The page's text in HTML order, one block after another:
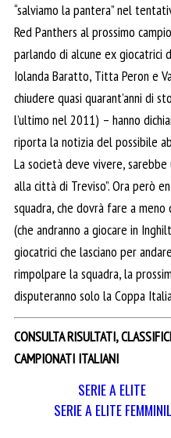
“salviamo la pantera” nel
Red Panthers al prossimo
parlando di alcune ex giocatrici
Iolanda Baratto, Titta Peron e
chiudere quasi quarant’anni di
l’ultimo nel 2011) – hanno
riporta la notizia del possibile
La società deve vivere,
alla città di Treviso”. Ora però
squadra, che dovrà fare a meno
(che andranno a giocare in
giocatrici che lasciano per
rimpolpare la squadra, la
disputeranno solo la Coppa
CONSULTA RISULTATI,
CAMPIONATI ITALIANI
SERIE A ELITE
SERIE A ELITE